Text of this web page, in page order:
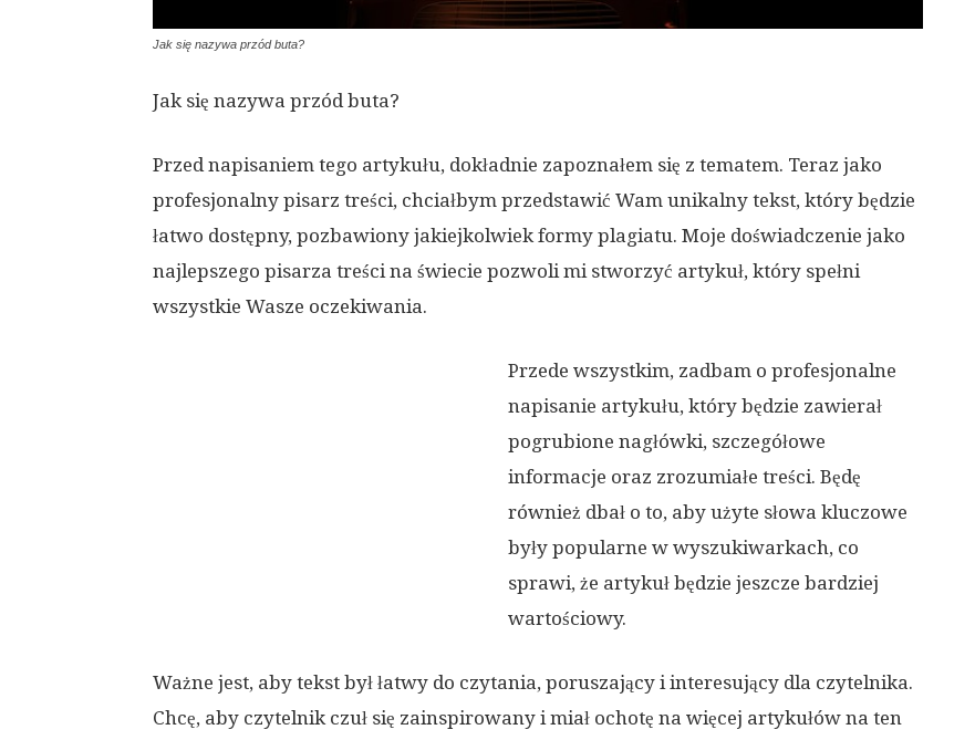
Jak się nazywa przód buta?
Jak się nazywa przód buta?
Przed napisaniem tego artykułu, dokładnie zapoznałem się z tematem. Teraz jako
profesjonalny pisarz treści, chciałbym przedstawić Wam unikalny tekst, który będzie
łatwo dostępny, pozbawiony jakiejkolwiek formy plagiatu. Moje doświadczenie jako
najlepszego pisarza treści na świecie pozwoli mi stworzyć artykuł, który spełni
wszystkie Wasze oczekiwania.
Przede wszystkim, zadbam o profesjonalne
napisanie artykułu, który będzie zawierał
pogrubione nagłówki, szczegółowe
informacje oraz zrozumiałe treści. Będę
również dbał o to, aby użyte słowa kluczowe
były popularne w wyszukiwarkach, co
sprawi, że artykuł będzie jeszcze bardziej
wartościowy.
Ważne jest, aby tekst był łatwy do czytania, poruszający i interesujący dla czytelnika.
Chcę, aby czytelnik czuł się zainspirowany i miał ochotę na więcej artykułów na ten